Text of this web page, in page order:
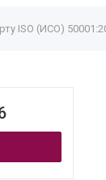
ISO (ИСО)